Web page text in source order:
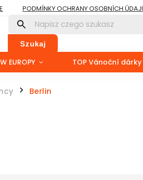
PODMÍNKY OCHRANY OSOBNÍCH
Szukaj
EUROPY TOP Vánoční dárky
/ Berlin